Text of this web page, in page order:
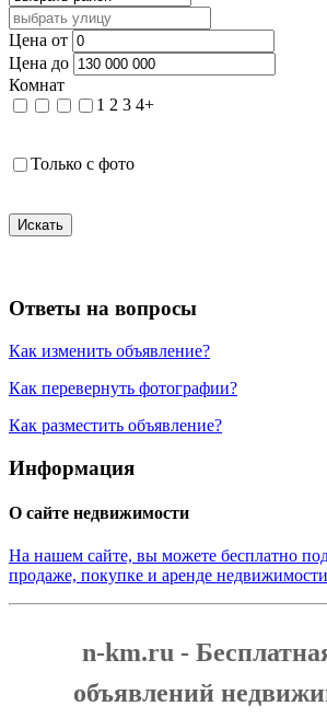
Цена от
Цена до
Комнат
1 2 3 4+
Только с фото
Искать
Ответы на вопросы
Как изменить объявление?
Как перевернуть фотографии?
Как разместить объявление?
Информация
О сайте недвижимости
На нашем сайте, вы можете бесплатно
продаже, покупке и аренде
n-km.ru -
объявлений